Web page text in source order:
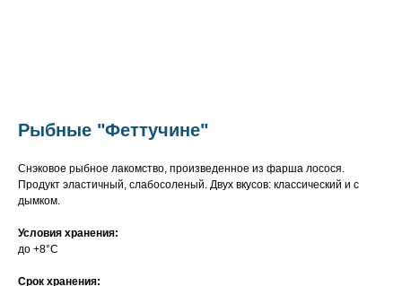
Рыбные "Феттучине"
Снэковое рыбное лакомство, произведенное из фарша лосося.
Продукт эластичный, слабосоленый. Двух вкусов: классический и с
дымком.
Условия хранения:
до +8°C
Срок хранения: